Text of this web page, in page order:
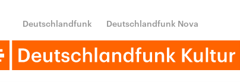
Deutschlandfunk Deutschlandfunk Nova